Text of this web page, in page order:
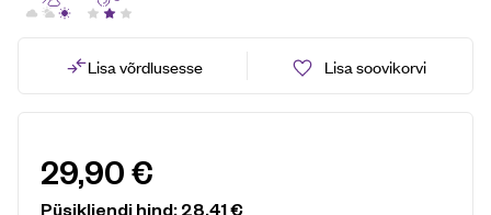
Lisa võrdlusesse Lisa soovikorvi
29,90€
Püsikliendi hind:28,41€